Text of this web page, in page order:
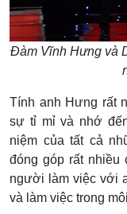
Đàm Vĩnh Hưng và
Tính anh Hưng rất
sự tỉ mỉ và nhớ
niệm của tất cả
đóng góp rất nhiều
người làm việc với
và làm việc trong